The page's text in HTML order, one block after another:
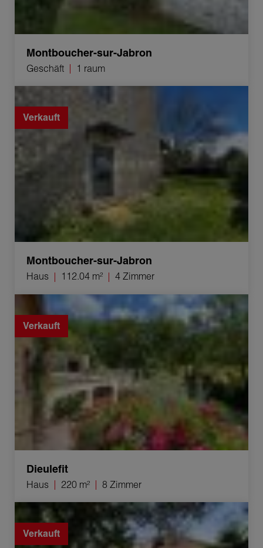
Montboucher-sur-Jabron
Geschäft 1 raum
Verkauf Haus Montboucher-sur-Jabron 4 Zimmer
112.04 m²
Verkauft
Montboucher-sur-Jabron
Haus 112.04 m² 4 Zimmer
Verkauf Haus Dieulefit 8 Zimmer 220 m²
Verkauft
Dieulefit
Haus 220 m² 8 Zimmer
Verkauf Haus Le Teil 8 Zimmer 240 m²
Verkauft